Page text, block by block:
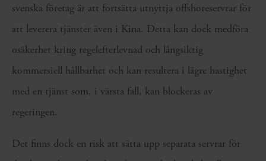
svenska företag är att fortsätta utnyttja offshoreservrar för
att leverera tjänster även i Kina. Detta kan dock medföra
osäkerhet kring regelefterlevnad och långsiktig
kommersiell hållbarhet och kan resultera i lägre hastighet
med en tjänst som, i värsta fall, kan blockeras av
regeringen.
Det finns dock en risk att sätta upp separata servrar för